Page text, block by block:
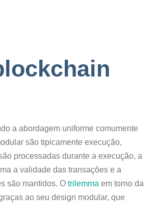
a abordagem uniforme comumente
são tipicamente execução,
processadas durante a execução, a
a validade das transações e a
são mantidos. O trilemma em torno da
ao seu design modular, que